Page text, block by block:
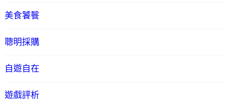
美食饕餮
聰明採購
自遊自在
遊戲評析